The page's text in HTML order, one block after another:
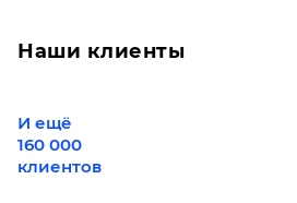
Наши клиенты
И ещё
160 000
клиентов